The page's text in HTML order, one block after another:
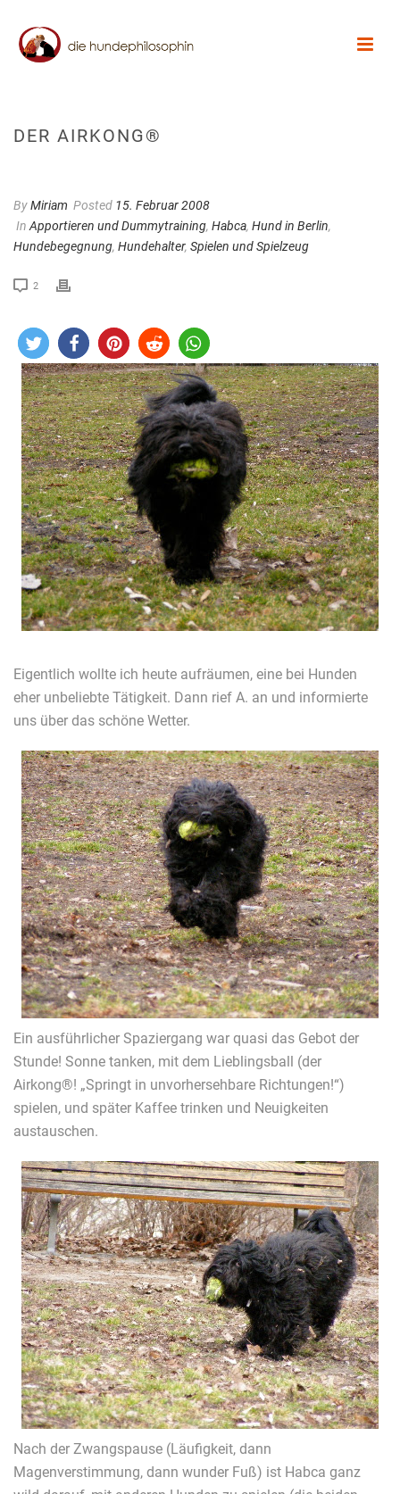
DER AIRKONG®
ByMiriam Posted 15. Februar 2008
In Apportieren und Dummytraining, Habca, Hund in Berlin,
Hundebegegnung, Hundehalter, Spielen und Spielzeug
2
Eigentlich wollte ich heute aufräumen, eine bei Hunden
eher unbeliebte Tätigkeit. Dann rief A. an und informierte
uns über das schöne Wetter.
Ein ausführlicher Spaziergang war quasi das Gebot der
Stunde! Sonne tanken, mit dem Lieblingsball (der
Airkong®! „Springt in unvorhersehbare Richtungen!“)
spielen, und später Kaffee trinken und Neuigkeiten
austauschen.
Nach der Zwangspause (Läufigkeit, dann
Magenverstimmung, dann wunder Fuß) ist Habca ganz